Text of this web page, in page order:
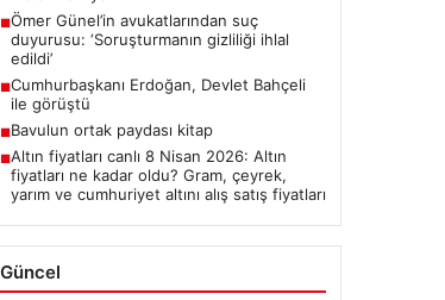
■9 Ağustos Pazar Günü Terazi Burcunu
Neler Bekliyor?
Ömer Günel’in avukatlarından suç
duyurusu: ‘Soruşturmanın gizliliği ihlal
edildi’
■Cumhurbaşkanı Erdoğan, Devlet Bahçeli
ile görüştü
Bavulun ortak paydası kitap
Altın fiyatları canlı 8 Nisan 2026: Altın
fiyatları ne kadar oldu? Gram, çeyrek,
yarım ve cumhuriyet altını alış satış fiyatları